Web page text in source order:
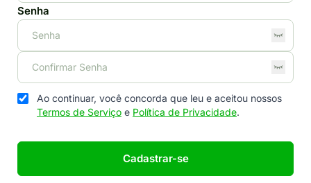
Senha
Ao continuar, você concorda que leu e aceitou nossos
Termos de Serviço e Política de Privacidade.
Cadastrar-se